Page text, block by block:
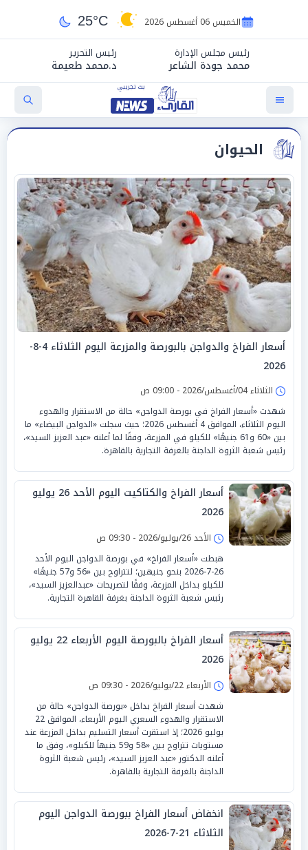
الخميس 06 أغسطس 2026 25°C
رئيس مجلس الإدارة
محمد جودة الشاعر
رئيس التحرير
د.محمد طعيمة
الحيوان
أسعار الفراخ والدواجن بالبورصة والمزرعة اليوم الثلاثاء 4-8-
2026
الثلاثاء 04/أغسطس/2026 - 09:00 ص
شهدت «أسعار الفراخ في بورصة الدواجن» حالة من الاستقرار والهدوء
اليوم الثلاثاء، الموافق 4 أغسطس 2026؛ حيث سجلت «الدواجن البيضاء» ما
بين «60 و61 جنيهًا» للكيلو في المزرعة، وفقًا لما أعلنه «عبد العزيز السيد»،
رئيس شعبة الثروة الداجنة بالغرفة التجارية بالقاهرة.
أسعار الفراخ والكتاكيت اليوم الأحد 26 يوليو
2026
الأحد 26/يوليو/2026 - 09:30 ص
هبطت «أسعار الفراخ» في بورصة الدواجن اليوم الأحد
26-7-2026 بنحو جنيهين؛ لتتراوح بين «56 و57 جنيهًا»
للكيلو بداخل المزرعة، وفقًا لتصريحات «عبدالعزيز السيد»،
رئيس شعبة الثروة الداجنة بغرفة القاهرة التجارية.
أسعار الفراخ بالبورصة اليوم الأربعاء 22 يوليو
2026
الأربعاء 22/يوليو/2026 - 09:30 ص
شهدت أسعار الفراخ بداخل «بورصة الدواجن» حالة من
الاستقرار والهدوء السعري اليوم الأربعاء، الموافق 22
يوليو 2026؛ إذ استقرت أسعار التسليم بداخل المزرعة عند
مستويات تتراوح بين «58 و59 جنيهاً للكيلو»، وفق ما
أعلنه الدكتور «عبد العزيز السيد»، رئيس شعبة الثروة
الداجنة بالغرفة التجارية بالقاهرة.
انخفاض أسعار الفراخ ببورصة الدواجن اليوم
الثلاثاء 21-7-2026